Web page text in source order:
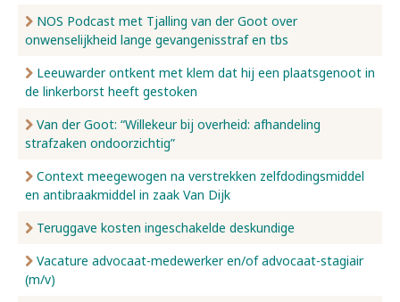
NOS Podcast met Tjalling van der Goot over
onwenselijkheid lange gevangenisstraf en tbs
Leeuwarder ontkent met klem dat hij een plaatsgenoot in
de linkerborst heeft gestoken
Van der Goot: “Willekeur bij overheid: afhandeling
strafzaken ondoorzichtig”
Context meegewogen na verstrekken zelfdodingsmiddel
en antibraakmiddel in zaak Van Dijk
Teruggave kosten ingeschakelde deskundige
Vacature advocaat-medewerker en/of advocaat-stagiair
(m/v)